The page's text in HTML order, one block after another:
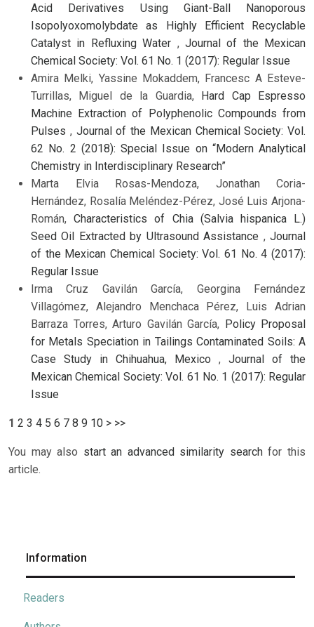
Acid Derivatives Using Giant-Ball Nanoporous
Isopolyoxomolybdate as Highly Efficient Recyclable
Catalyst in Refluxing Water , Journal of the Mexican
Chemical Society: Vol. 61 No. 1 (2017): Regular Issue
Amira Melki, Yassine Mokaddem, Francesc A Esteve-
Turrillas, Miguel de la Guardia, Hard Cap Espresso
Machine Extraction of Polyphenolic Compounds from
Pulses , Journal of the Mexican Chemical Society: Vol.
62 No. 2 (2018): Special Issue on “Modern Analytical
Chemistry in Interdisciplinary Research”
Marta Elvia Rosas-Mendoza, Jonathan Coria-
Hernández, Rosalía Meléndez-Pérez, José Luis Arjona-
Román,Characteristics of Chia (Salvia hispanica L.)
Seed Oil Extracted by Ultrasound Assistance ,Journal
of the Mexican Chemical Society: Vol. 61 No. 4 (2017):
Regular Issue
Irma Cruz Gavilán García, Georgina Fernández
Villagómez, Alejandro Menchaca Pérez, Luis Adrian
Barraza Torres, Arturo Gavilán García, Policy Proposal
for Metals Speciation in Tailings Contaminated Soils: A
Case Study in Chihuahua, Mexico , Journal of the
Mexican Chemical Society: Vol. 61 No. 1 (2017): Regular
Issue
1 2 3 4 5 6 7 8 9 10 > >>
You may also start an advanced similarity searchfor this
article.
Information
Readers